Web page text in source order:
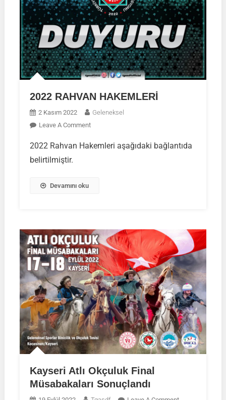
2022 RAHVAN HAKEMLERİ
2 Kasım 2022
Geleneksel
Leave A CommentOn
RAHVAN
2022 Rahvan Hakemleri aşağıdaki bağlantıda
belirtilmiştir.
Devamını oku
Kayseri Atlı Okçuluk Final
Müsabakaları Sonuçlandı